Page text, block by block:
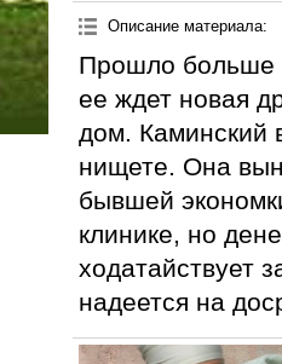
Описание материала:
Прошло больше
ее ждет новая
дом. Каминский
нищете. Она
бывшей
клинике, но
ходатайствует
надеется на